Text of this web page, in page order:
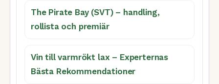
The Pirate Bay (SVT) – handling,
rollista och premiär
Vin till varmrökt lax – Experternas
Bästa Rekommendationer